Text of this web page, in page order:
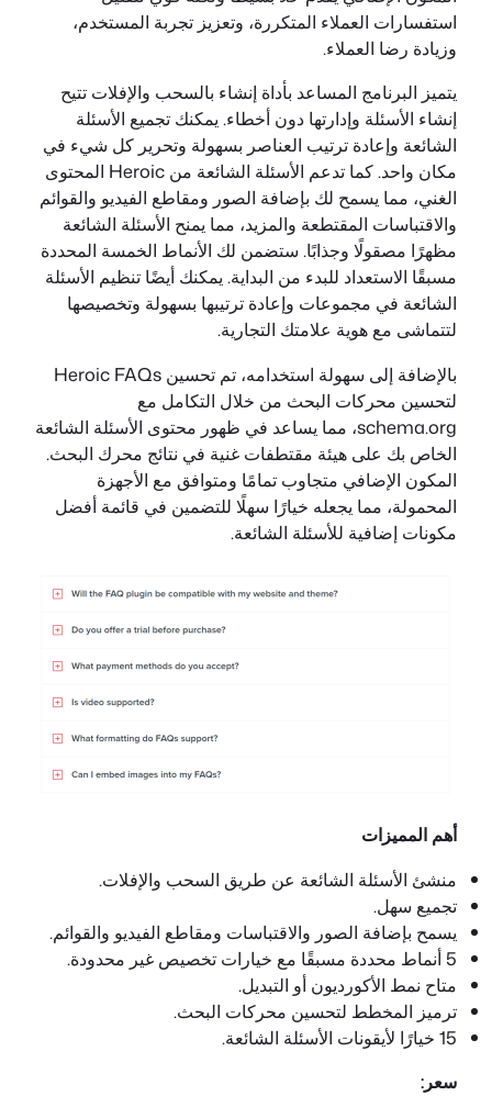
استفسارات العملاء المتكررة، وتعزيز تجربة المستخدم،
وزيادة رضا العملاء.
يتميز البرنامج المساعد بأداة إنشاء بالسحب والإفلات تتيح
إنشاء الأسئلة وإدارتها دون أخطاء. يمكنك تجميع الأسئلة
الشائعة وإعادة ترتيب العناصر بسهولة وتحرير كل شيء في
مكان واحد. كما تدعم الأسئلة الشائعة من Heroic المحتوى
الغني، مما يسمح لك بإضافة الصور ومقاطع الفيديو والقوائم
والاقتباسات المقتطعة والمزيد، مما يمنح الأسئلة الشائعة
مظهرًا مصقولًا وجذابًا. ستضمن لك الأنماط الخمسة المحددة
مسبقًا الاستعداد للبدء من البداية. يمكنك أيضًا تنظيم الأسئلة
الشائعة في مجموعات وإعادة ترتيبها بسهولة وتخصيصها
لتتماشى مع هوية علامتك التجارية.
بالإضافة إلى سهولة استخدامه، تم تحسين Heroic FAQs
لتحسين محركات البحث من خلال التكامل مع
schema.org، مما يساعد في ظهور محتوى الأسئلة الشائعة
الخاص بك على هيئة مقتطفات غنية في نتائج محرك البحث.
المكون الإضافي متجاوب تمامًا ومتوافق مع الأجهزة
المحمولة، مما يجعله خيارًا سهلًا للتضمين في قائمة أفضل
مكونات إضافية للأسئلة الشائعة.
أهم المميزات
منشئ الأسئلة الشائعة عن طريق السحب والإفلات.
تجميع سهل.
يسمح بإضافة الصور والاقتباسات ومقاطع الفيديو والقوائم.
5 أنماط محددة مسبقًا مع خيارات تخصيص غير محدودة.
متاح نمط الأكورديون أو التبديل.
ترميز المخطط لتحسين محركات البحث.
15 خيارًا لأيقونات الأسئلة الشائعة.
سعر: